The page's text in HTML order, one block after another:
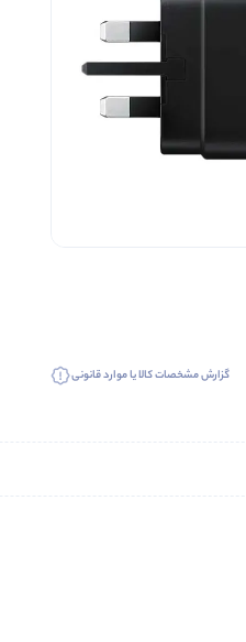
گزارش مشخصات کالا یا موارد قانونی